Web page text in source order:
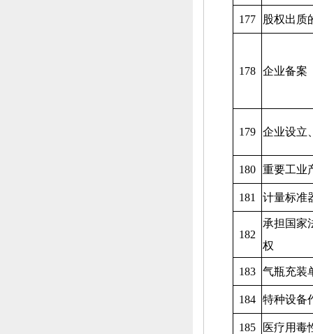
177 股权出质
178 企业备案
179 企业设立
180 重要工业
181 计量标准
182
承担国家
权
183 气瓶充装
184 特种设备
185 医疗用毒